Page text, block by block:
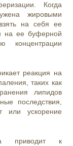
Когда
жировыми
на себя ее
на ее буферной
концентрации
реакция на
таких как
липидов
последствия,
или ускорение
приводит к